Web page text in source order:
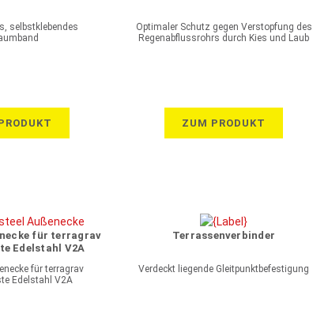
selbstklebendes
Optimaler Schutz gegen Verstopfung des
Regenabflussrohrs durch Kies und Laub
ZUM PRODUKT
für terragrav
Edelstahl V2A
für terragrav
Edelstahl V2A
Terrassenverbinder
Verdeckt liegende Gleitpunktbefestigung